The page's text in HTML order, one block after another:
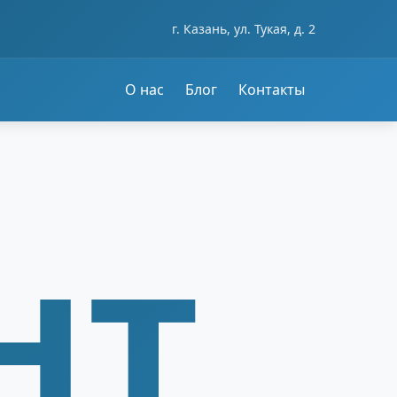
г. Казань, ул. Тукая, д. 2
О нас Блог Контакты